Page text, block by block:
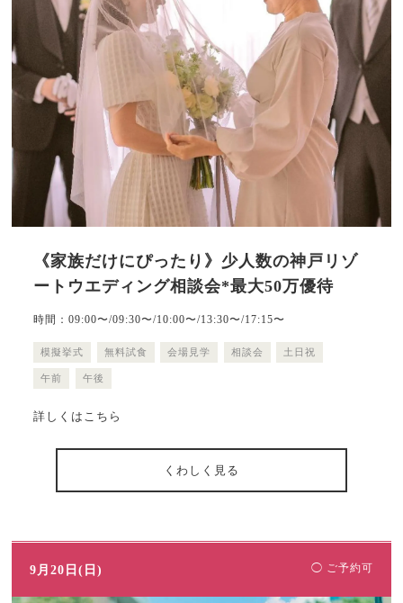
《家族だけにぴったり》少人数の神戸リゾ
ートウエディング相談会*最大50万優待
時間：09:00〜/09:30〜/10:00〜/13:30〜/17:15〜
模擬挙式 無料試食 会場見学 相談会 土日祝
午前 午後
詳しくはこちら
くわしく見る
9月20日(日) ◯ ご予約可